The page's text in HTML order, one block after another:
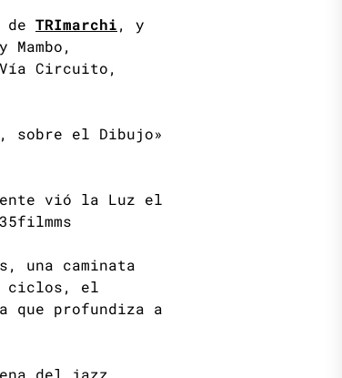
de TRImarchi, y
Vía Circuito,
sobre el Dibujo»
vió la Luz el
una caminata
ciclos, el
que profundiza a
del jazz,